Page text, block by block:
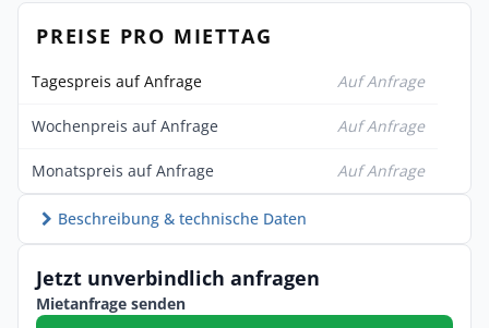
PREISE PRO MIETTAG
Tagespreis auf Anfrage Auf Anfrage
Wochenpreis auf Anfrage Auf Anfrage
Monatspreis auf Anfrage Auf Anfrage
Beschreibung & technische Daten
Jetzt unverbindlich anfragen
Mietanfrage senden